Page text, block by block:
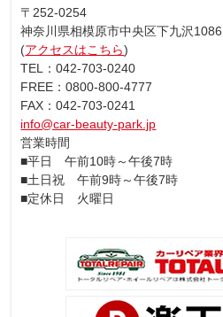
〒252-0254
神奈川県相模原市中央区下九沢1086
(アクセスはこちら)
TEL：042-703-0240
FREE：0800-800-4777
FAX：042-703-0241
info@car-beauty-park.jp
営業時間
■平日 午前10時～午後7時
■土日祝 午前9時～午後7時
■定休日 火曜日